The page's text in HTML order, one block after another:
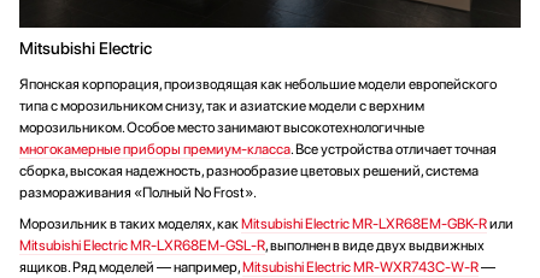
Mitsubishi Electric
Японская корпорация, производящая как небольшие модели европейского
типа с морозильником снизу, так и азиатские модели с верхним
морозильником. Особое место занимают высокотехнологичные
многокамерные приборы премиум-класса. Все устройства отличает точная
сборка, высокая надежность, разнообразие цветовых решений, система
размораживания «Полный No Frost».
Морозильник в таких моделях, какMitsubishi Electric MR-LXR68EM-GBK-Rили
Mitsubishi Electric MR-LXR68EM-GSL-R, выполнен в виде двух выдвижных
ящиков. Ряд моделей — например,Mitsubishi Electric MR-WXR743C-W-R—